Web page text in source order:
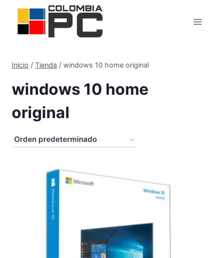
Inicio / Tienda / windows 10 home original
windows 10 home
original